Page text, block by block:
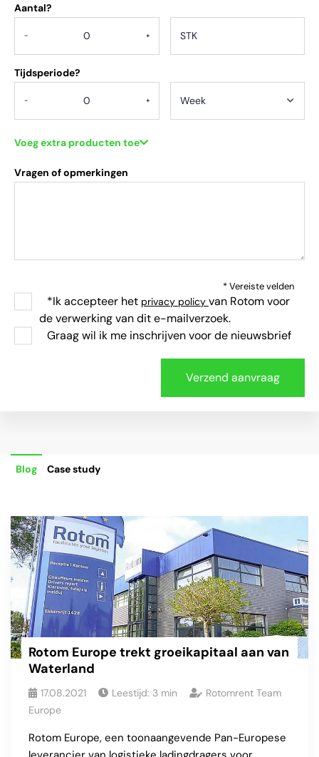
Aantal?
- +
Tijdsperiode?
- +
Voeg extra producten toe
Vragen of opmerkingen
* Vereiste velden
*Ik accepteer het privacy policy van Rotom voor
de verwerking van dit e-mailverzoek.
Graag wil ik me inschrijven voor de nieuwsbrief
Blog Case study
Rotom Europe trekt groeikapitaal aan van
Waterland
17.08.2021 Leestijd: 3 min
Rotomrent Team
Europe
Rotom Europe, een toonaangevende Pan-Europese